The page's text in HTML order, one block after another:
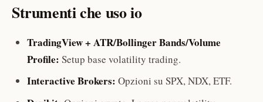
Strumenti che uso io
TradingView + ATR/Bollinger Bands/Volume
Profile: Setup base volatility trading.
Interactive Brokers: Opzioni su SPX, NDX, ETF.